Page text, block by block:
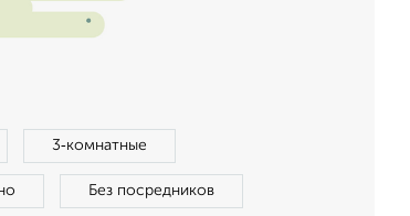
3‑комнатные
Без посредников